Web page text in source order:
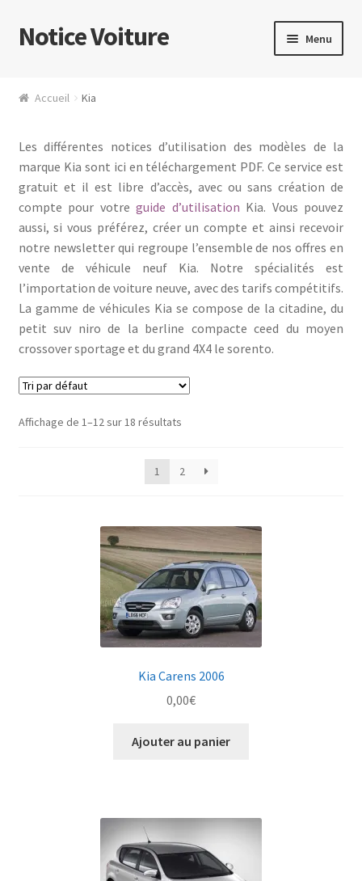
Aller
à
navigation
Aller
au
Notice Voiture Menu
Téléchargements
Accueil Kia
Les différentes notices d’utilisation des modèles de la
marque Kia sont ici en téléchargement PDF. Ce service est
gratuit et il est libre d’accès, avec ou sans création de
compte pour votreguide d’utilisation Kia. Vous pouvez
aussi, si vous préférez, créer un compte et ainsi recevoir
notre newsletter qui regroupe l’ensemble de nos offres en
vente de véhicule neuf Kia. Notre spécialités est
l’importation de voiture neuve, avec des tarifs compétitifs.
La gamme de véhicules Kia se compose de la citadine, du
petit suv niro de la berline compacte ceed du moyen
crossover sportage et du grand 4X4 le sorento.
Affichage de 1–12 sur 18 résultats
1 2
Kia Carens 2006
0,00€
Ajouter au panier